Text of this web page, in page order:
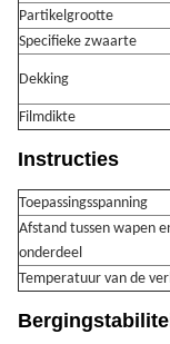
Partikelgrootte
Specifieke zwaarte
Dekking
Filmdikte
Instructies
Toepassingsspanning
Afstand tussen wapen
onderdeel
Temperatuur van de